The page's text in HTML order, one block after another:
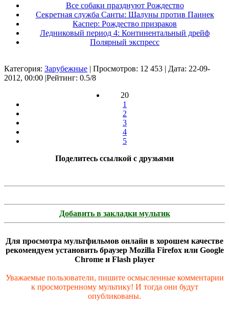
Все собаки празднуют Рождество
Секретная служба Санты: Шалуны против Паинек
Каспер: Рождество призраков
Ледниковый период 4: Континентальный дрейф
Полярный экспресс
Категория: Зарубежные | Просмотров: 12 453 | Дата: 22-09-
2012, 00:00 |Рейтинг: 0.5/8
20
1
2
3
4
5
Поделитесь ссылкой с друзьями
Добавить в закладки мультик
Для просмотра мультфильмов онлайн в хорошем качестве
рекомендуем установить браузер Mozilla Firefox или Google
Chrome и Flash player
Уважаемые пользователи, пишите осмысленные комментарии
к просмотренному мультику! И тогда они будут
опубликованы.